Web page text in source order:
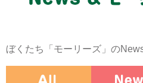
ぼくたち「モーリーズ」の